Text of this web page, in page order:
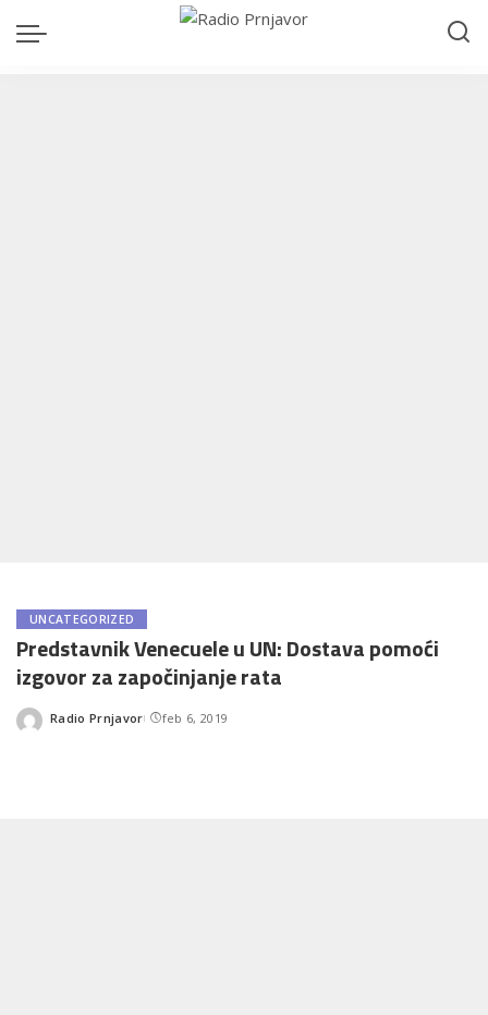
UNCATEGORIZED
Predstavnik Venecuele u UN: Dostava pomoći
izgovor za započinjanje rata
Posted
Radio Prnjavor feb 6, 2019